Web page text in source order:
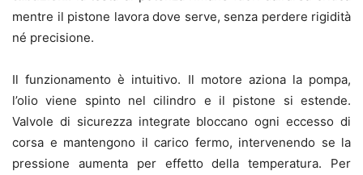
mentre il pistone lavora dove serve, senza perdere rigidità
né precisione.
Il funzionamento è intuitivo. Il motore aziona la pompa,
l’olio viene spinto nel cilindro e il pistone si estende.
Valvole di sicurezza integrate bloccano ogni eccesso di
corsa e mantengono il carico fermo, intervenendo se la
pressione aumenta per effetto della temperatura. Per